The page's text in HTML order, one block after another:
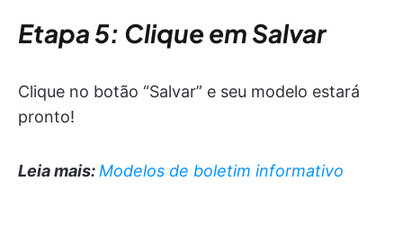
Etapa 5: Clique em Salvar
Clique no botão “Salvar” e seu modelo estará
pronto!
Leia mais: Modelos de boletim informativo